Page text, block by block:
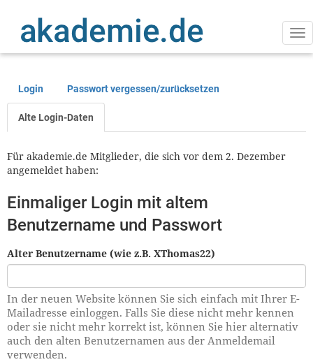
Inhalt
Primäre
Reiter
Login Passwort vergessen/zurücksetzen
Alte Login-Daten
Für akademie.de Mitglieder, die sich vor dem 2. Dezember
angemeldet haben:
Einmaliger Login mit altem
Benutzername und Passwort
Alter Benutzername (wie z.B. XThomas22)
In der neuen Website können Sie sich einfach mit Ihrer E-
Mailadresse einloggen. Falls Sie diese nicht mehr kennen
oder sie nicht mehr korrekt ist, können Sie hier alternativ
auch den alten Benutzernamen aus der Anmeldemail
verwenden.